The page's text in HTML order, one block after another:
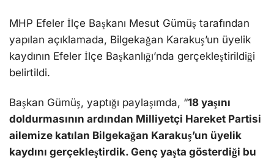
MHP Efeler İlçe Başkanı Mesut Gümüş tarafından
yapılan açıklamada, Bilgekağan Karakuş’un üyelik
kaydının Efeler İlçe Başkanlığı’nda gerçekleştirildiği
belirtildi.
Başkan Gümüş, yaptığı paylaşımda, “18 yaşını
doldurmasının ardından Milliyetçi Hareket Partisi
ailemize katılan Bilgekağan Karakuş’un üyelik
kaydını gerçekleştirdik. Genç yaşta gösterdiği bu